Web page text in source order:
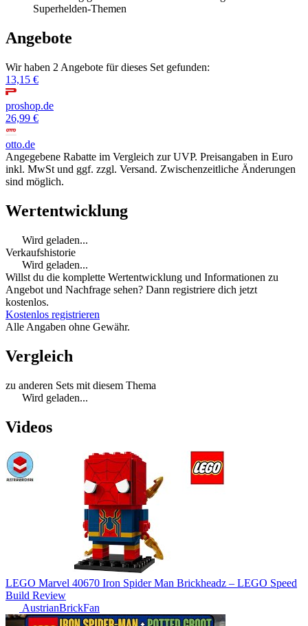
Superhelden-Themen
Angebote
Wir haben 2 Angebote für dieses Set gefunden:
13,15 €
proshop.de
26,99 €
otto.de
Angegebene Rabatte im Vergleich zur UVP. Preisangaben in Euro
inkl. MwSt und ggf. zzgl. Versand. Zwischenzeitliche Änderungen
sind möglich.
Wertentwicklung
Wird geladen...
Verkaufshistorie
Wird geladen...
Willst du die komplette Wertentwicklung und Informationen zu
Angebot und Nachfrage sehen? Dann registriere dich jetzt
kostenlos.
Kostenlos registrieren
Alle Angaben ohne Gewähr.
Vergleich
zu anderen Sets mit diesem Thema
Wird geladen...
Videos
LEGO Marvel 40670 Iron Spider Man Brickheadz – LEGO Speed
Build Review
AustrianBrickFan